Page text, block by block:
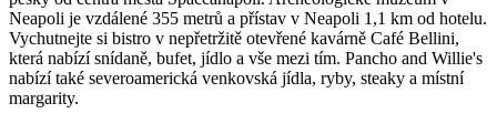
Neapoli je vzdálené 355 metrů a přístav v Neapoli 1,1 km od hotelu.
Vychutnejte si bistro v nepřetržitě otevřené kavárně Café Bellini,
která nabízí snídaně, bufet, jídlo a vše mezi tím. Pancho and Willie's
nabízí také severoamerická venkovská jídla, ryby, steaky a místní
margarity.